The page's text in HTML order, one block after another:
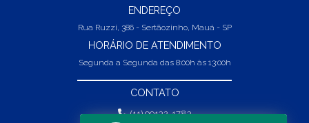
ENDEREÇO
Rua Ruzzi, 386 - Sertãozinho, Mauá - SP
HORÁRIO DE ATENDIMENTO
Segunda a Segunda das 8:00h às 13:00h
CONTATO
(11) 99132-1783